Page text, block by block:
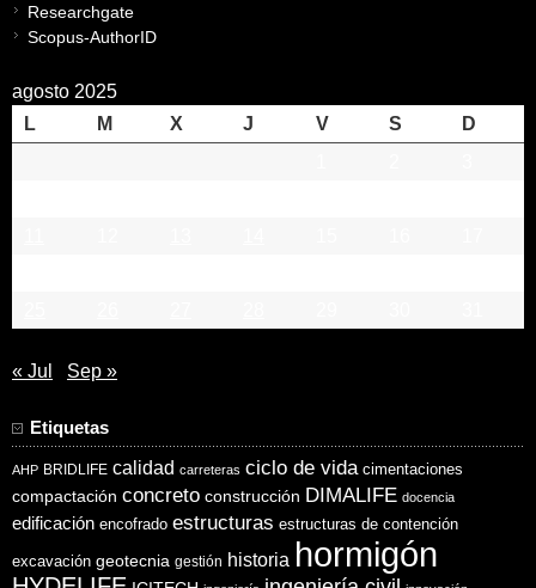
Researchgate
Scopus-AuthorID
agosto 2025
L
M X J V S
D
« Jul Sep »
Etiquetas
AHP BRIDLIFE calidad carreteras ciclo de vida cimentaciones
compactación concreto construcción DIMALIFE docencia
edificación encofrado estructuras estructuras de contención
excavación geotecnia gestión historia hormigón